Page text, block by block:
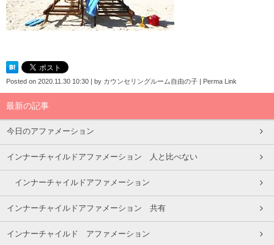
Posted on 2020.11.30 10:30 | by カウンセリングルーム自由の子 | Perma Link
最新の記事
今日のアファメーション
インナーチャイルドアファメーション 人と比べない
インナーチャイルドアファメーション
インナーチャイルドアファメーション 共有
インナーチャイルド アファメーション